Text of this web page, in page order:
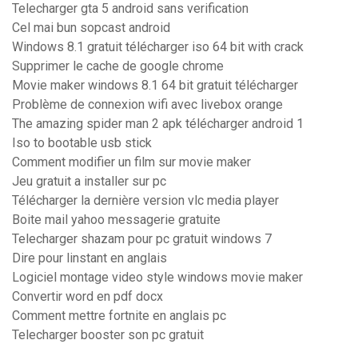
Telecharger gta 5 android sans verification
Cel mai bun sopcast android
Windows 8.1 gratuit télécharger iso 64 bit with crack
Supprimer le cache de google chrome
Movie maker windows 8.1 64 bit gratuit télécharger
Problème de connexion wifi avec livebox orange
The amazing spider man 2 apk télécharger android 1
Iso to bootable usb stick
Comment modifier un film sur movie maker
Jeu gratuit a installer sur pc
Télécharger la dernière version vlc media player
Boite mail yahoo messagerie gratuite
Telecharger shazam pour pc gratuit windows 7
Dire pour linstant en anglais
Logiciel montage video style windows movie maker
Convertir word en pdf docx
Comment mettre fortnite en anglais pc
Telecharger booster son pc gratuit